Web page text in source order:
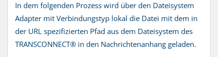
In dem folgenden Prozess wird über den Dateisystem
Adapter mit Verbindungstyp lokal die Datei mit dem in
der URL spezifizierten Pfad aus dem Dateisystem des
TRANSCONNECT® in den Nachrichtenanhang geladen.